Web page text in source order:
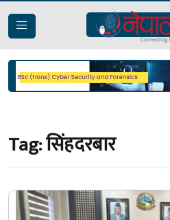
Tag:सिंहदरबार